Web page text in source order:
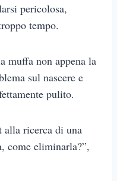
pericolosa,
tempo.
muffa non appena la
sul nascere e
pulito.
alla ricerca di una
come eliminarla?”,